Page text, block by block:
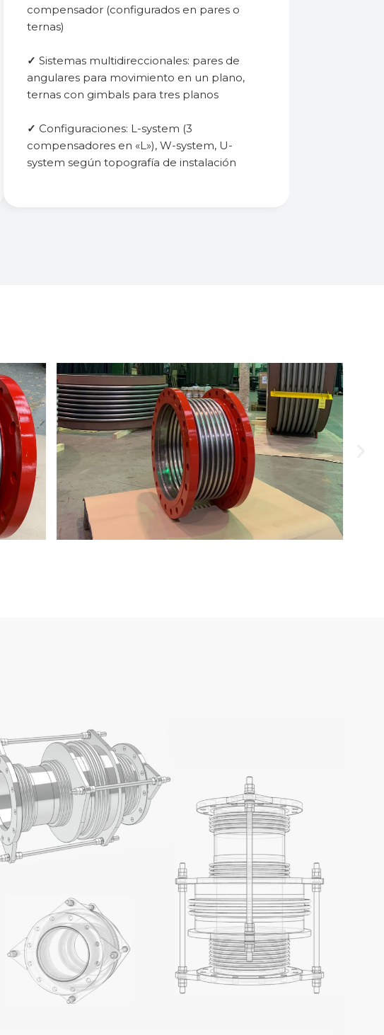
compensador (configurados en pares o
ternas)
✓ Sistemas multidireccionales: pares de
angulares para movimiento en un plano,
ternas con gimbals para tres planos
✓ Configuraciones: L-system (3
compensadores en «L»), W-system, U-
system según topografía de instalación